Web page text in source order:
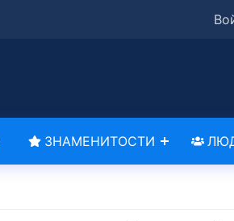
ЗНАМЕНИТОСТИ